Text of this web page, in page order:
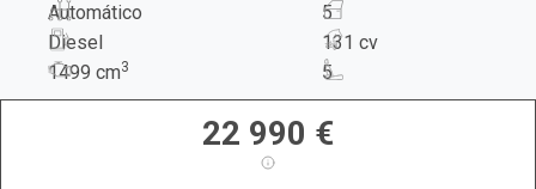
Automático
5
Diesel
131 cv
1499 cm3 5
22 990 €